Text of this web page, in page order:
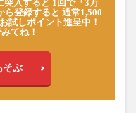
突入すると 1回で「3万
ら登録すると 通常1,500
試しポイント進呈中！
てね！
そぶ